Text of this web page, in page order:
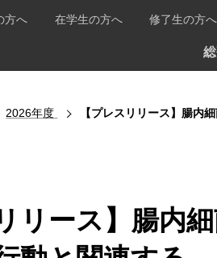
方へ 在学生の方へ 修了生の方へ
2026年度 【プレスリリース】腸内細菌
リース】腸内